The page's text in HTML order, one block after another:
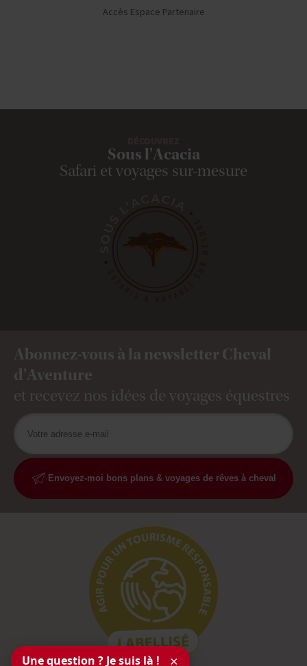
Accès Espace Partenaire
Sous l'Acacia
Safari et voyages sur-mesure
Abonnez-vous à la newsletter Cheval
d'Aventure
et recevez nos idées de voyages équestres
Envoyez-moi bons plans & voyages de rêves à cheval
Une question ? Je suis là ! ×